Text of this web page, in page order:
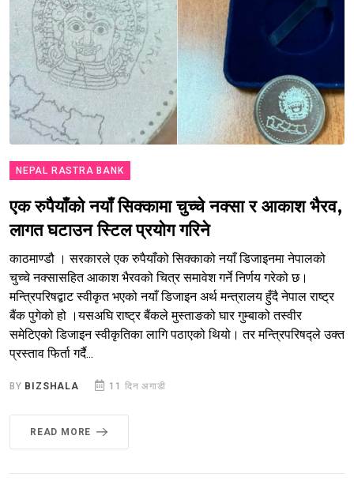
NEPAL RASTRA BANK
एक रुपैयाँको नयाँ सिक्कामा चुच्चे नक्सा र आकाश भैरव,
लागत घटाउन स्टिल प्रयोग गरिने
काठमाण्डौ । सरकारले एक रुपैयाँको सिक्काको नयाँ डिजाइनमा नेपालको
चुच्चे नक्सासहित आकाश भैरवको चित्र समावेश गर्ने निर्णय गरेको छ।
मन्त्रिपरिषद्बाट स्वीकृत भएको नयाँ डिजाइन अर्थ मन्त्रालय हुँदै नेपाल राष्ट्र
बैंक पुगेको हो ।यसअघि राष्ट्र बैंकले मुस्ताङको घार गुम्बाको तस्वीर
समेटिएको डिजाइन स्वीकृतिका लागि पठाएको थियो। तर मन्त्रिपरिषद्ले उक्त
प्रस्ताव फिर्ता गर्दै...
BY BIZSHALA 11 दिन अगाडी
READ MORE